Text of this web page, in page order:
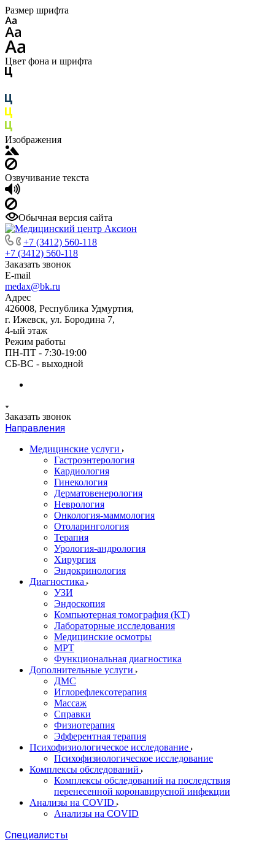
Размер шрифта
Цвет фона и шрифта
Изображения
Озвучивание текста
Обычная версия сайта
+7 (3412) 560-118
+7 (3412) 560-118
Заказать звонок
E-mail
medax@bk.ru
Адрес
426008, Республика Удмуртия,
г. Ижевск, ул. Бородина 7,
4-ый этаж
Режим работы
ПН-ПТ - 7:30-19:00
СБ-ВС - выходной
Заказать звонок
Направления
Медицинские услуги
Гастроэнтерология
Кардиология
Гинекология
Дерматовенерология
Неврология
Онкология-маммология
Отоларингология
Терапия
Урология-андрология
Хирургия
Эндокринология
Диагностика
УЗИ
Эндоскопия
Компьютерная томография (КТ)
Лабораторные исследования
Медицинские осмотры
МРТ
Функциональная диагностика
Дополнительные услуги
ДМС
Иглорефлексотерапия
Массаж
Справки
Физиотерапия
Эфферентная терапия
Психофизиологическое исследование
Психофизиологическое исследование
Комплексы обследований
Комплексы обследований на последствия
перенесенной коронавирусной инфекции
Анализы на COVID
Анализы на COVID
Специалисты